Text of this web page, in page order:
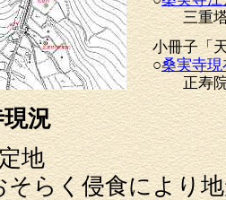
三重塔・
小冊子「
○桑実寺
正寿院・
況
地
そらく侵食により